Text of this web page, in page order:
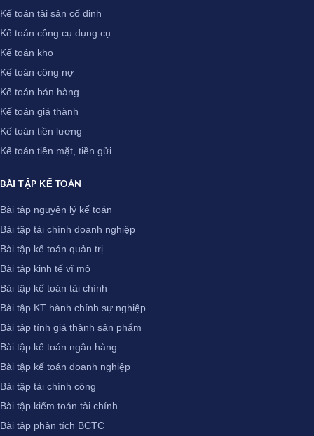
Kế toán tài sản cố định
Kế toán công cụ dụng cụ
Kế toán kho
Kế toán công nợ
Kế toán bán hàng
Kế toán giá thành
Kế toán tiền lương
Kế toán tiền mặt, tiền gửi
BÀI TẬP KẾ TOÁN
Bài tập nguyên lý kế toán
Bài tập tài chính doanh nghiệp
Bài tập kế toán quản trị
Bài tập kinh tế vĩ mô
Bài tập kế toán tài chính
Bài tập KT hành chính sự nghiệp
Bài tập tính giá thành sản phẩm
Bài tập kế toán ngân hàng
Bài tập kế toán doanh nghiệp
Bài tập tài chính công
Bài tập kiểm toán tài chính
Bài tập phân tích BCTC